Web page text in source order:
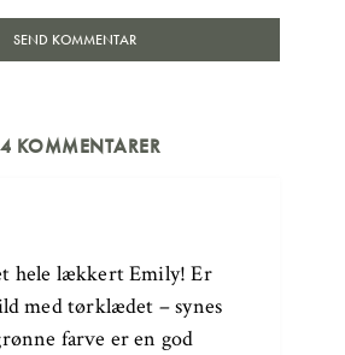
KOMMENTARER
hele lækkert Emily! Er
med tørklædet – synes
farve er en god